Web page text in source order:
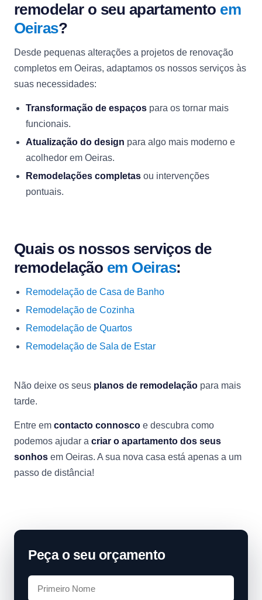
remodelar o seu apartamento em
Oeiras?
Desde pequenas alterações a projetos de renovação
completos em Oeiras, adaptamos os nossos serviços às
suas necessidades:
Transformação de espaços para os tornar mais
funcionais.
Atualização do design para algo mais moderno e
acolhedor em Oeiras.
Remodelações completas ou intervenções
pontuais.
Quais os nossos serviços de
remodelação em Oeiras:
Remodelação de Casa de Banho
Remodelação de Cozinha
Remodelação de Quartos
Remodelação de Sala de Estar
Não deixe os seus planos de remodelação para mais
tarde.
Entre em contacto connosco e descubra como
podemos ajudar a criar o apartamento dos seus
sonhos em Oeiras. A sua nova casa está apenas a um
passo de distância!
Peça o seu orçamento